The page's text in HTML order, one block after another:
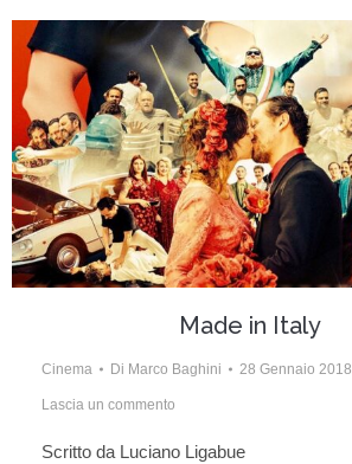
Made in Italy
Cinema Di Marco Baghini 28 Gennaio 2018
Lascia un commento
Scritto da Luciano Ligabue